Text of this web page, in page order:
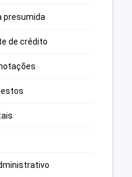
presumida
de crédito